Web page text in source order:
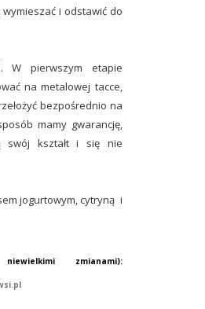
wymieszać i odstawić do
W pierwszym etapie
na metalowej tacce,
bezpośrednio na
mamy gwarancję,
swój kształt i się nie
jogurtowym, cytryną i
zmianami):